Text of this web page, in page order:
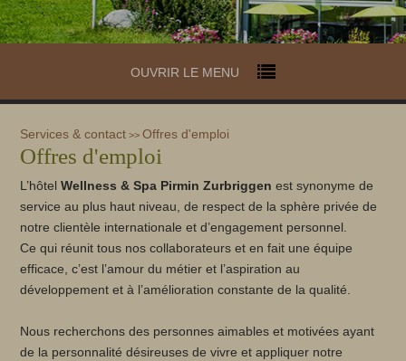
OUVRIR LE MENU
Services & contact >>Offres d'emploi
Offres d'emploi
L’hôtelWellness & Spa Pirmin Zurbriggen est synonyme de
service au plus haut niveau, de respect de la sphère privée de
notre clientèle internationale et d’engagement personnel.
Ce qui réunit tous nos collaborateurs et en fait une équipe
efficace, c’est l’amour du métier et l’aspiration au
développement et à l’amélioration constante de la qualité.
Nous recherchons des personnes aimables et motivées ayant
de la personnalité désireuses de vivre et appliquer notre